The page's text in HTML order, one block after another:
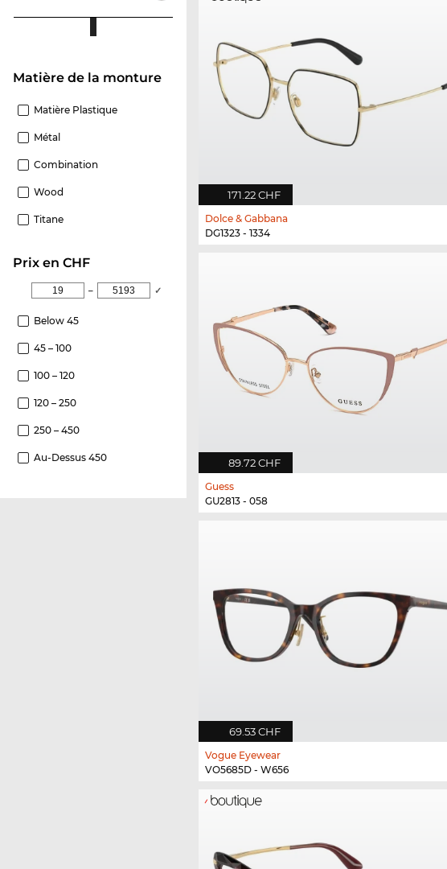
Matière de la monture
Matière Plastique
Métal
Combination
Wood
Titane
Prix en CHF
– ✓
Below 45
45 – 100
100 – 120
120 – 250
250 – 450
Au-Dessus 450
171.22 CHF
Dolce & Gabbana
DG1323 - 1334
89.72 CHF
Guess
GU2813 - 058
69.53 CHF
Vogue Eyewear
VO5685D - W656